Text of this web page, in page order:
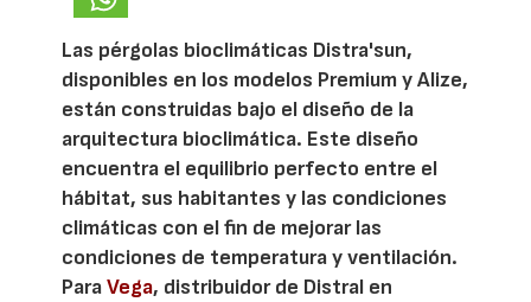
Las pérgolas bioclimáticas Distra'sun,
disponibles en los modelos Premium y Alize,
están construidas bajo el diseño de la
arquitectura bioclimática. Este diseño
encuentra el equilibrio perfecto entre el
hábitat, sus habitantes y las condiciones
climáticas con el fin de mejorar las
condiciones de temperatura y ventilación.
ParaVega, distribuidor de Distral en